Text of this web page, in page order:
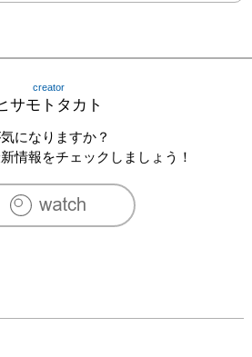
creator
サモトタカト
になりますか？
情報をチェックしましょう！